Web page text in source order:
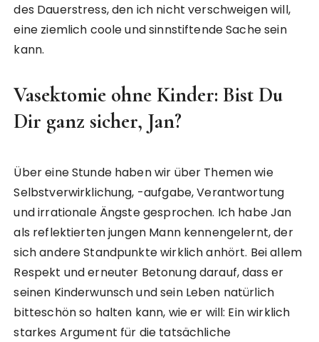
des Dauerstress, den ich nicht verschweigen will,
eine ziemlich coole und sinnstiftende Sache sein
kann.
Vasektomie ohne Kinder: Bist Du
Dir ganz sicher, Jan?
Über eine Stunde haben wir über Themen wie
Selbstverwirklichung, -aufgabe, Verantwortung
und irrationale Ängste gesprochen. Ich habe Jan
als reflektierten jungen Mann kennengelernt, der
sich andere Standpunkte wirklich anhört. Bei allem
Respekt und erneuter Betonung darauf, dass er
seinen Kinderwunsch und sein Leben natürlich
bitteschön so halten kann, wie er will: Ein wirklich
starkes Argument für die tatsächliche